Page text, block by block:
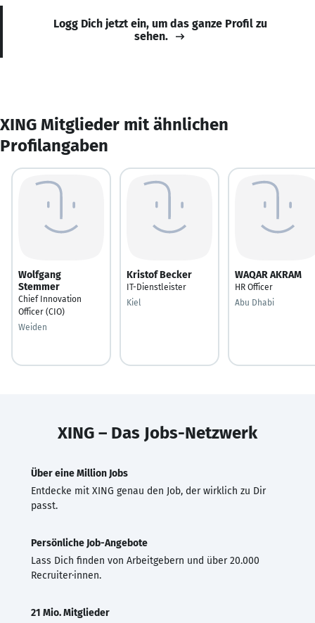
Logg Dich jetzt ein, um das ganze Profil zu
sehen.
XING Mitglieder mit ähnlichen
Profilangaben
Wolfgang
Stemmer
Chief Innovation
Officer (CIO)
Weiden
Kristof Becker
IT-Dienstleister
Kiel
WAQAR AKRAM
HR Officer
Abu Dhabi
XING – Das Jobs-Netzwerk
Über eine Million Jobs
Entdecke mit XING genau den Job, der wirklich zu Dir
passt.
Persönliche Job-Angebote
Lass Dich finden von Arbeitgebern und über 20.000
Recruiter·innen.
21 Mio. Mitglieder